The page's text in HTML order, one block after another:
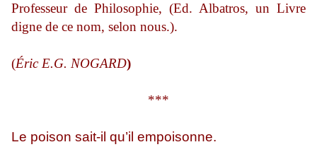
Professeur de Philosophie, (Ed. Albatros, un Livre
digne de ce nom, selon nous.).
(Éric E.G. NOGARD)
***
Le poison sait-il qu’il empoisonne.